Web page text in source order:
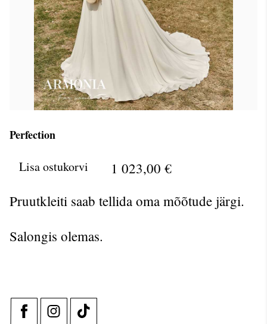
Perfection
Lisa ostukorvi
1 023,00 €
Pruutkleiti saab tellida oma mõõtude järgi.
Salongis olemas.